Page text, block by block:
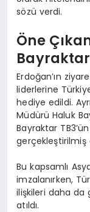
sözü verdi.
Öne
Erdoğan’ın
liderlerine
hediye edildi.
Müdürü Haluk
Bayraktar
gerçekleştirilmiş
Bu kapsamlı
imzalanırken,
ilişkileri daha da
atıldı.